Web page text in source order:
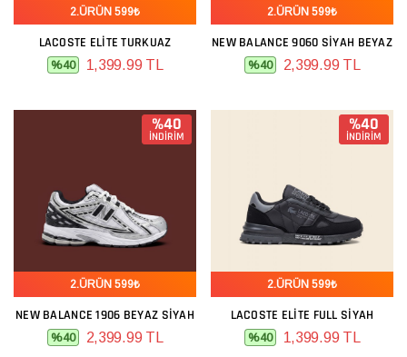
2.ÜRÜN 599₺
LACOSTE ELITE TURKUAZ
%40 1,399.99 TL
2.ÜRÜN 599₺
NEW BALANCE 9060 SIYAH BEYAZ
%40 2,399.99 TL
%40
İNDİRİM
2.ÜRÜN 599₺
NEW BALANCE 1906 BEYAZ SIYAH
%40 2,399.99 TL
%40
İNDİRİM
2.ÜRÜN 599₺
LACOSTE ELITE FULL SIYAH
%40 1,399.99 TL